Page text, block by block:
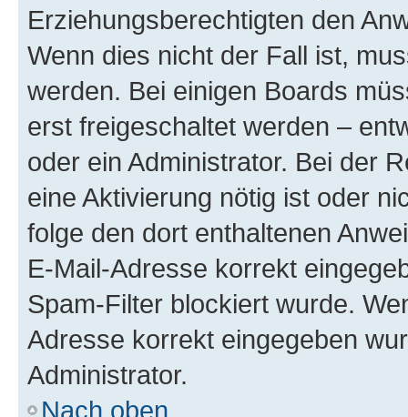
Erziehungsberechtigten den
Wenn dies nicht der Fall ist,
werden. Bei einigen Boards
erst freigeschaltet werden –
oder ein Administrator. Bei der
eine Aktivierung nötig ist oder
folge den dort enthaltenen
E-Mail-Adresse korrekt
Spam-Filter blockiert wurde.
Adresse korrekt eingegeben
Administrator.
Nach oben